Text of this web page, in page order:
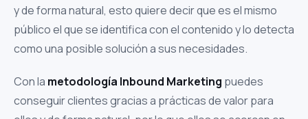
y de forma natural, esto quiere decir que es el mismo
público el que se identifica con el contenido y lo detecta
como una posible solución a sus necesidades.
Con la metodología Inbound Marketing puedes
conseguir clientes gracias a prácticas de valor para